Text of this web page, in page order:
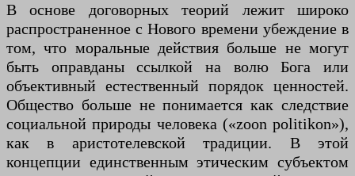
В основе договорных теорий лежит широко
распространенное с Нового времени убеждение в
том, что моральные действия больше не могут
быть оправданы ссылкой на волю Бога или
объективный естественный порядок ценностей.
Общество больше не понимается как следствие
социальной природы человека («zoon politikon»),
как в аристотелевской традиции. В этой
концепции единственным этическим субъектом